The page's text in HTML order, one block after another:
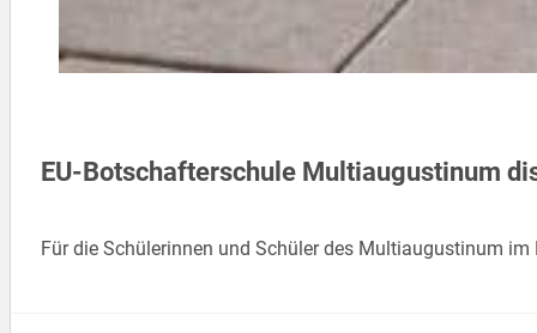
EU-Botschafterschule Multiaugustinum
Für die Schülerinnen und Schüler des Multiaugustinum